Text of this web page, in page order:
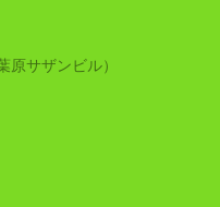
サザンビル）